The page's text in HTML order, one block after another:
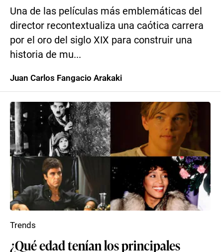
Una de las películas más emblemáticas del
director recontextualiza una caótica carrera
por el oro del siglo XIX para construir una
historia de mu...
Juan Carlos Fangacio Arakaki
¿Qué edad tenían los principales
Trends